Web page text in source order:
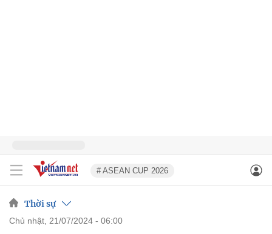
# ASEAN CUP 2026
Thời sự
chủ nhật, 21/07/2024 - 06:00